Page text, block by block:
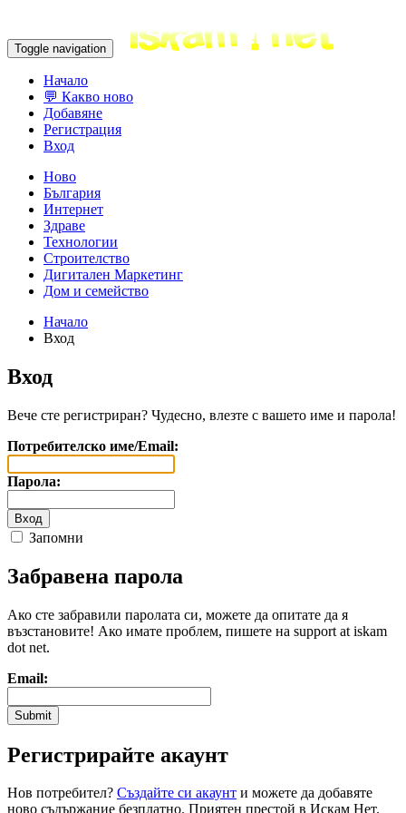
Toggle navigation
Начало
💬 Какво ново
Добавяне
Регистрация
Вход
Ново
България
Интернет
Здраве
Технологии
Строителство
Дигитален Маркетинг
Дом и семейство
Начало
Вход
Вход
Вече сте регистриран? Чудесно, влезте с вашето име и парола!
Потребителско име/Email:
Парола:
Запомни
Забравена парола
Ако сте забравили паролата си, можете да опитате да я
възстановите! Ако имате проблем, пишете на support at iskam
dot net.
Email:
Регистрирайте акаунт
Нов потребител? Създайте си акаунт и можете да добавяте
ново съдържание безплатно. Приятен престой в Искам Нет.